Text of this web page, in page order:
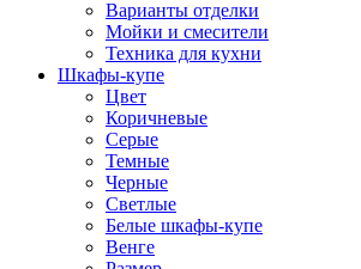
Варианты отделки
Мойки и смесители
Техника для кухни
Шкафы-купе
Цвет
Коричневые
Серые
Темные
Черные
Светлые
Белые шкафы-купе
Венге